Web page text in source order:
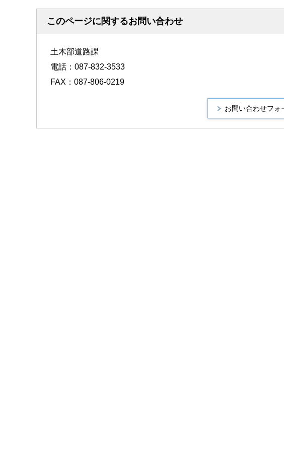
このページに関するお問い合わせ
土木部道路課
電話：087-832-3533
FAX：087-806-0219